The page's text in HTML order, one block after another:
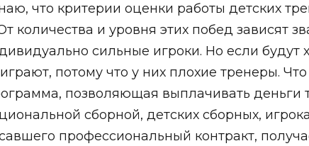
что критерии оценки работы детских
количества и уровня этих побед зависят
сильные игроки. Но если будут
потому что у них плохие тренеры.
позволяющая выплачивать
сборной, детских сборных,
профессиональный контракт,